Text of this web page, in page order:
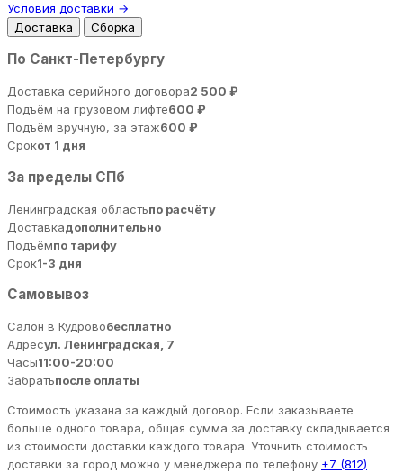
Условия доставки →
Доставка
Сборка
По Санкт-Петербургу
Доставка серийного договора2 500 ₽
Подъём на грузовом лифте600 ₽
Подъём вручную, за этаж600 ₽
Срокот 1 дня
За пределы СПб
Ленинградская областьпо расчёту
Доставкадополнительно
Подъёмпо тарифу
Срок1-3 дня
Самовывоз
Салон в Кудровобесплатно
Адресул. Ленинградская, 7
Часы11:00-20:00
Забратьпосле оплаты
Стоимость указана за каждый договор. Если заказываете
больше одного товара, общая сумма за доставку складывается
из стоимости доставки каждого товара. Уточнить стоимость
доставки за город можно у менеджера по телефону +7 (812)